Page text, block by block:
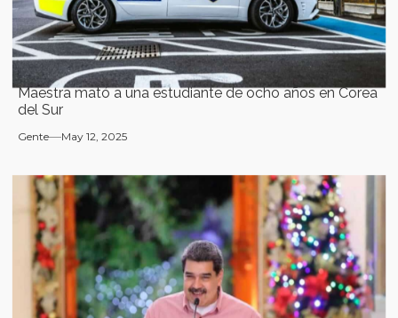
Maestra mató a una estudiante de ocho años en Corea
del Sur
Gente May 12, 2025